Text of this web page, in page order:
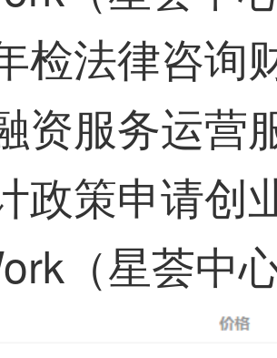
检法律咨询
资服务运营
政策申请创
（星荟中